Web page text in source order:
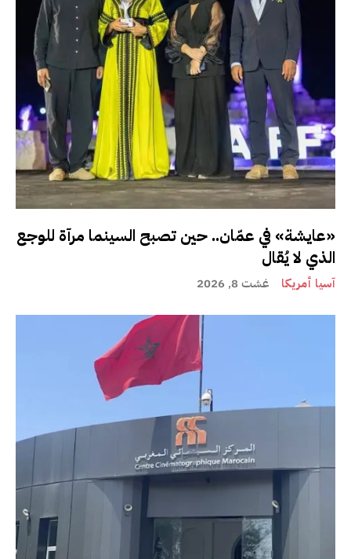
«عايشة» في عمّان.. حين تصبح السينما مرآة للوجع
الذي لا يُقال
آسيا أمريكا غشت 8, 2026